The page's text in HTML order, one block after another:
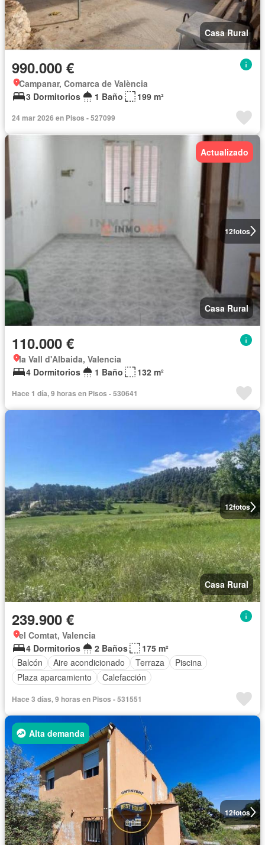
Casa Rural
990.000 €
Campanar, Comarca de València
3 Dormitorios
1 Baño 199 m²
24 mar 2026 en Pisos - 527099
12fotos
Actualizado
Casa Rural
110.000 €
la Vall d'Albaida, Valencia
4 Dormitorios
1 Baño 132 m²
Hace 1 día, 9 horas en Pisos - 530641
12fotos
Casa Rural
239.900 €
el Comtat, Valencia
4 Dormitorios
2 Baños
175 m²
Balcón
Aire acondicionado Terraza
Piscina
Plaza aparcamiento
Calefacción
Hace 3 días, 9 horas en Pisos - 531551
12fotos
Alta demanda